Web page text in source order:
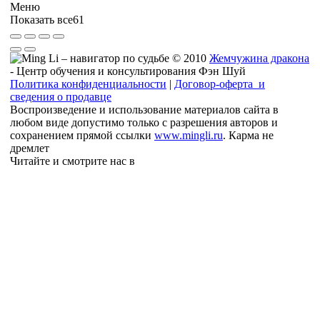
Меню
Показать все61
© 2010 Жемчужина дракона
- Центр обучения и консультирования Фэн Шуй
Политика конфиденциальности | Договор-оферта и
сведения о продавце
Воспроизведение и использование материалов сайта в
любом виде допустимо только с разрешения авторов и
сохранением прямой ссылки www.mingli.ru. Карма не
дремлет
Читайте и смотрите нас в